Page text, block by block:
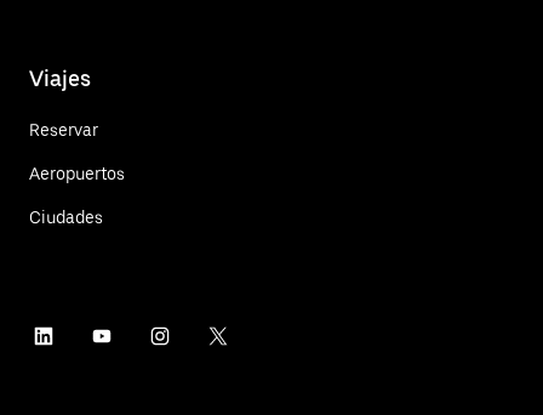
Viajes
Reservar
Aeropuertos
Ciudades